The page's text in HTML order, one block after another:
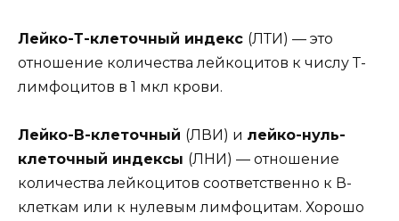
Лейко-Т-клеточный индекс (ЛТИ) — это
отношение количества лейкоцитов к числу Т-
лимфоцитов в 1 мкл крови.
Лейко-В-клеточный (ЛВИ) и лейко-нуль-
клеточный индексы (ЛНИ) — отношение
количества лейкоцитов соответственно к В-
клеткам или к нулевым лимфоцитам. Хорошо